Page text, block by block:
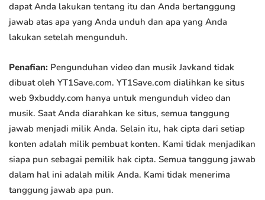
dapat Anda lakukan tentang itu dan Anda bertanggung
jawab atas apa yang Anda unduh dan apa yang Anda
lakukan setelah mengunduh.
Penafian: Pengunduhan video dan musik Javkand tidak
dibuat oleh YT1Save.com. YT1Save.com dialihkan ke situs
web 9xbuddy.com hanya untuk mengunduh video dan
musik. Saat Anda diarahkan ke situs, semua tanggung
jawab menjadi milik Anda. Selain itu, hak cipta dari setiap
konten adalah milik pembuat konten. Kami tidak menjadikan
siapa pun sebagai pemilik hak cipta. Semua tanggung jawab
dalam hal ini adalah milik Anda. Kami tidak menerima
tanggung jawab apa pun.